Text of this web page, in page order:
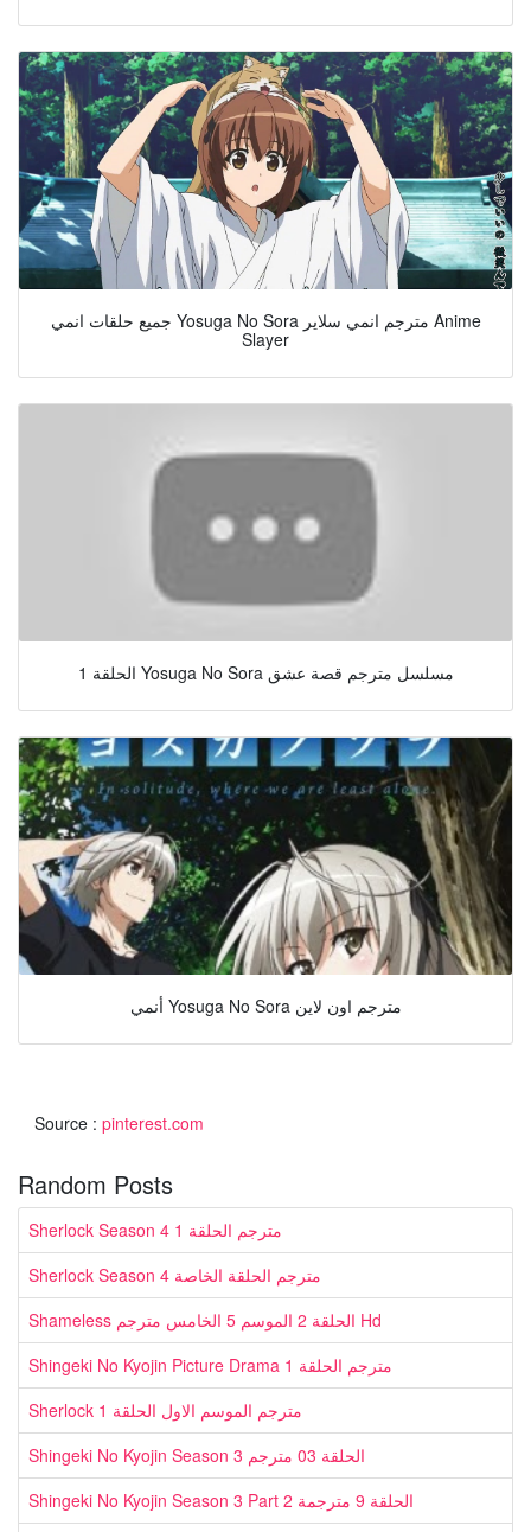
جميع حلقات انمي Yosuga No Sora مترجم انمي سلاير Anime
Slayer
الحلقة 1 Yosuga No Sora مسلسل مترجم قصة عشق
أنمي Yosuga No Sora مترجم اون لاين
Source : pinterest.com
Random Posts
Sherlock Season 4 مترجم الحلقة 1
Sherlock Season 4 مترجم الحلقة الخاصة
Shameless الحلقة 2 الموسم 5 الخامس مترجم Hd
Shingeki No Kyojin Picture Drama مترجم الحلقة 1
Sherlock مترجم الموسم الاول الحلقة 1
Shingeki No Kyojin Season 3 الحلقة 03 مترجم
Shingeki No Kyojin Season 3 Part 2 الحلقة 9 مترجمة